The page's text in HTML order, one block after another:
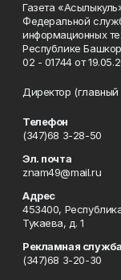
Газета
Федеральной
информационных
Республике
02 - 01744 от
Директор
Телефон
(347)68 3-28-50
Эл. почта
znam49@mail.ru
Адрес
453400,
Тукаева, д. 1
Рекламная служба
(347)68 3-20-30